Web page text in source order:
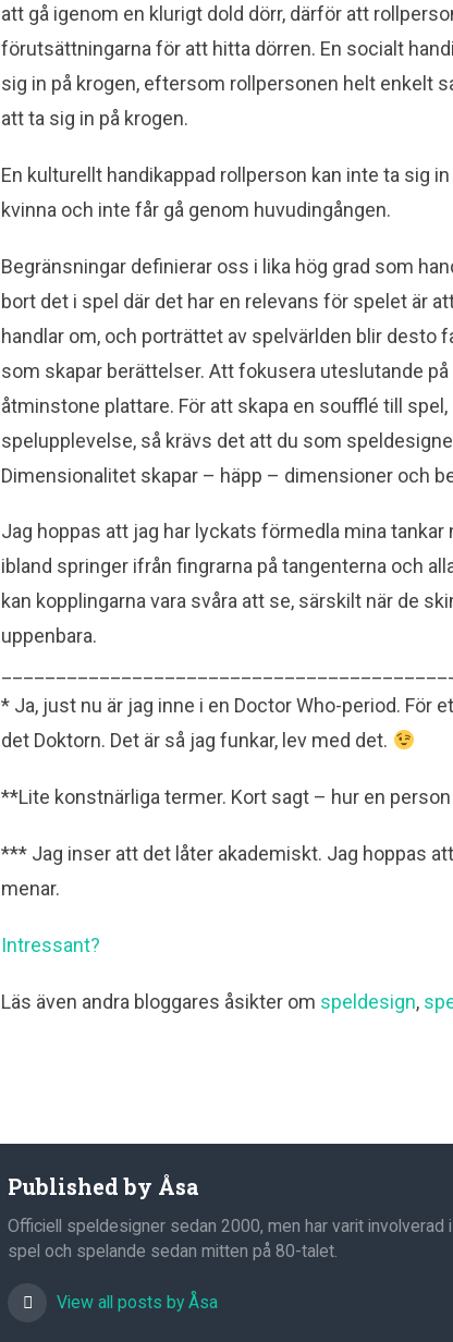
att gå igenom en klurigt dold dörr, därför att
förutsättningarna för att hitta dörren. En socialt
sig in på krogen, eftersom rollpersonen helt enkelt
att ta sig in på krogen.
En kulturellt handikappad rollperson kan inte ta sig
kvinna och inte får gå genom huvudingången.
Begränsningar definierar oss i lika hög grad som
bort det i spel där det har en relevans för spelet är
handlar om, och porträttet av spelvärlden blir desto
som skapar berättelser. Att fokusera uteslutande
åtminstone plattare. För att skapa en soufflé till
spelupplevelse, så krävs det att du som
Dimensionalitet skapar – häpp – dimensioner och
Jag hoppas att jag har lyckats förmedla mina
ibland springer ifrån fingrarna på tangenterna och
kan kopplingarna vara svåra att se, särskilt när de
uppenbara.
* Ja, just nu är jag inne i en Doctor Who-period. För
det Doktorn. Det är så jag funkar, lev med det.
**Lite konstnärliga termer. Kort sagt – hur en
*** Jag inser att det låter akademiskt. Jag hoppas
menar.
Intressant?
Läs även andra bloggares åsikter om speldesign,
Published by Åsa
Officiell speldesigner sedan 2000, men har varit involverad i
spel och spelande sedan mitten på 80-talet.
View all posts by Åsa